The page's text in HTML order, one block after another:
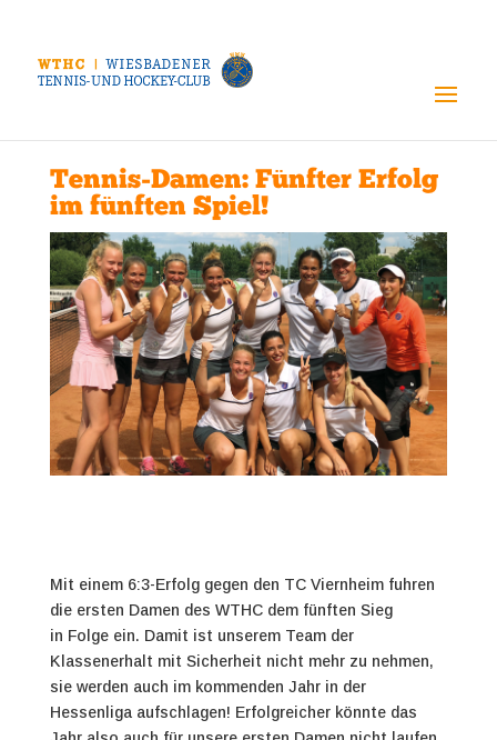
Tennis-Damen: Fünfter Erfolg
im fünften Spiel!
Mit einem 6:3-Erfolg gegen den TC Viernheim fuhren
die ersten Damen des WTHC dem fünften Sieg
in Folge ein. Damit ist unserem Team der
Klassenerhalt mit Sicherheit nicht mehr zu nehmen,
sie werden auch im kommenden Jahr in der
Hessenliga aufschlagen! Erfolgreicher könnte das